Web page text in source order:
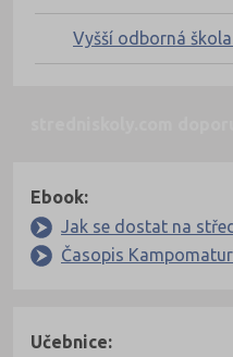
Vyšší odborná
Ebook:
Jak se dostat na
Časopis
Učebnice: